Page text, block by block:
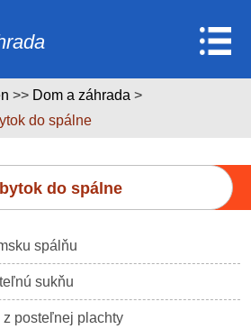
Stavebníctvo a rekonštrukcia
Záhrada a trávnik
Dizajn domu a dekorácia
Domáce opravy a údržba
>> Dom a záhrada >
do spálne
do spálne
spálňu
sukňu
posteľnej plachty